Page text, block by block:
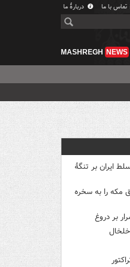
تماس با ما دربارهٔ ما
MASHREGH NEWS
ایران بر تنگۀ
مکه را به سخره
بر دروغ